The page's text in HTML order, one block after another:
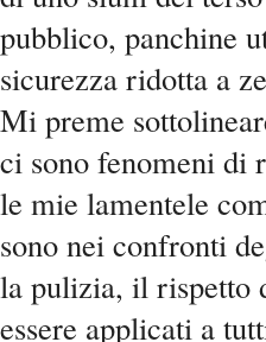
pubblico, panchine
sicurezza ridotta a
Mi preme
ci sono fenomeni di
le mie lamentele
sono nei confronti
la pulizia, il rispetto
essere applicati a